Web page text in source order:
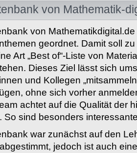
von Mathematik-
von
geordnet. Damit soll
Art „Best of“-Liste von
Dieses Ziel lässt sich
und Kollegen
ohne sich vorher
achtet auf die Qualität der
So sind besonders
war zunächst auf den
jedoch ist auch